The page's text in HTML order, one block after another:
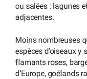
ou salées : lagunes
adjacentes.
Moins nombreuses
espèces d’oiseaux y
flamants roses,
d’Europe, goélands